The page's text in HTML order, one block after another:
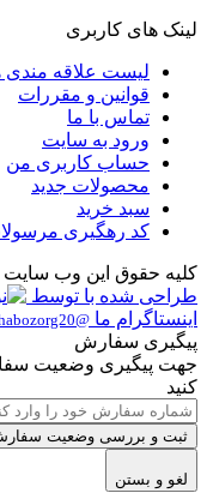
لینک های کاربری
لیست علاقه مندی
قوانین و مقررات
تماس با ما
ورود به سایت
حساب کاربری من
محصولات جدید
سبد خرید
کد رهگیری
کلیه حقوق این وب
طراحی شده با توسط
اینستاگرام ما @sismooni_aghabozorg20
پیگیری سفارش
جهت پیگیری وضعیت
کنید
ثبت و بررسی وضعیت
لغو و بستن